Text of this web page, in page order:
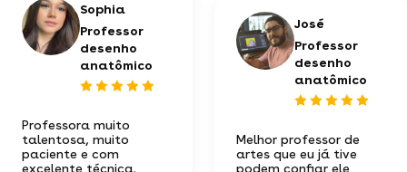
Sophia
Professor
desenho
anatômico
Professora muito
talentosa, muito
paciente e com
excelente técnica.
José
Professor
desenho
anatômico
Melhor professor de
artes que eu já tive
podem confiar ele